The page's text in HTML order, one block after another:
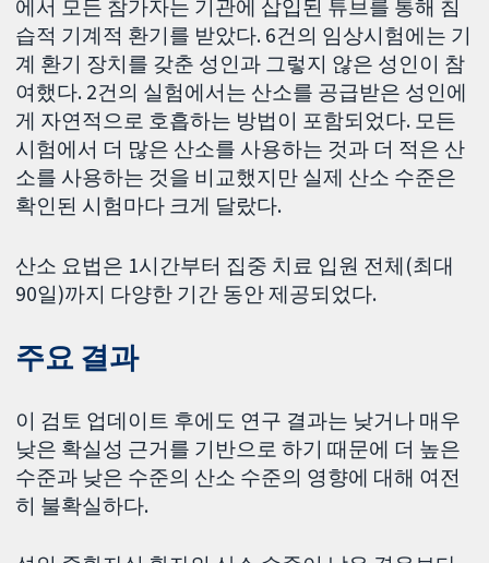
에서 모든 참가자는 기관에 삽입된 튜브를 통해 침
습적 기계적 환기를 받았다. 6건의 임상시험에는 기
계 환기 장치를 갖춘 성인과 그렇지 않은 성인이 참
여했다. 2건의 실험에서는 산소를 공급받은 성인에
게 자연적으로 호흡하는 방법이 포함되었다. 모든
시험에서 더 많은 산소를 사용하는 것과 더 적은 산
소를 사용하는 것을 비교했지만 실제 산소 수준은
확인된 시험마다 크게 달랐다.
산소 요법은 1시간부터 집중 치료 입원 전체(최대
90일)까지 다양한 기간 동안 제공되었다.
주요 결과
이 검토 업데이트 후에도 연구 결과는 낮거나 매우
낮은 확실성 근거를 기반으로 하기 때문에 더 높은
수준과 낮은 수준의 산소 수준의 영향에 대해 여전
히 불확실하다.